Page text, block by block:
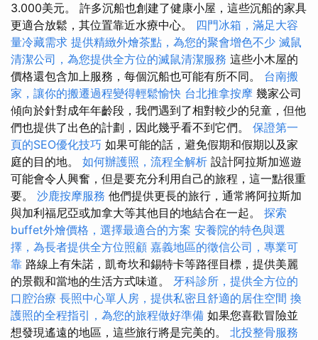
3.000美元。 許多沉船也創建了健康小屋，這些沉船的家具
更適合放鬆，其位置靠近水療中心。 四門冰箱，滿足大容
量冷藏需求 提供精緻外燴茶點，為您的聚會增色不少 滅鼠
清潔公司，為您提供全方位的滅鼠清潔服務 這些小木屋的
價格還包含加上服務，每個沉船也可能有所不同。 台南搬
家，讓你的搬遷過程變得輕鬆愉快 台北推拿按摩 幾家公司
傾向於針對成年年齡段，我們遇到了相對較少的兒童，但他
們也提供了出色的計劃，因此幾乎看不到它們。 保證第一
頁的SEO優化技巧 如果可能的話，避免假期和假期以及家
庭的目的地。 如何辦護照，流程全解析 設計阿拉斯加巡遊
可能會令人興奮，但是要充分利用自己的旅程，這一點很重
要。 沙鹿按摩服務 他們提供更長的旅行，通常將阿拉斯加
與加利福尼亞或加拿大等其他目的地結合在一起。 探索
buffet外燴價格，選擇最適合的方案 安養院的特色與選
擇，為長者提供全方位照顧 嘉義地區的徵信公司，專業可
靠 路線上有朱諾，凱奇坎和錫特卡等路徑目標，提供美麗
的景觀和當地的生活方式味道。 牙科診所，提供全方位的
口腔治療 長照中心單人房，提供私密且舒適的居住空間 換
護照的全程指引，為您的旅程做好準備 如果您喜歡冒險並
想發現遙遠的地區，這些旅行將是完美的。 北投整骨服務